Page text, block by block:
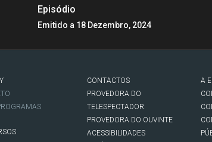
Episódio
Emitido a 18 Dezembro, 2024
CONTACTOS
PROVEDORA DO
TELESPECTADOR
PROVEDORA DO OUVINTE
ACESSIBILIDADES
A